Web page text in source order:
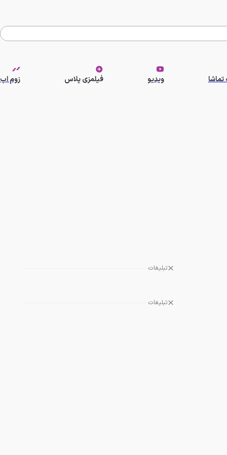
ویدیو فیلمزی پلاس زوم اپ
تبلیغات
تبلیغات